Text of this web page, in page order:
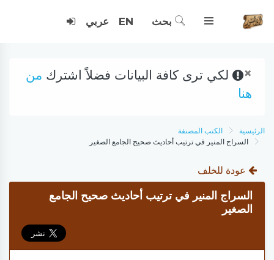
بحث EN عربي
× لكي ترى كافة البيانات فضلاً اشترك من
هنا
الرئيسية
الكتب المصنفة
السراج المنير في ترتيب أحاديث صحيح الجامع الصغير
عودة للخلف
السراج المنير في ترتيب أحاديث صحيح الجامع
الصغير